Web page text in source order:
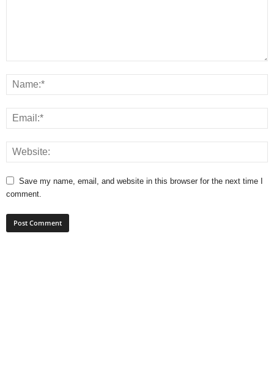
Save my name, email, and website in this browser for the next time I
comment.